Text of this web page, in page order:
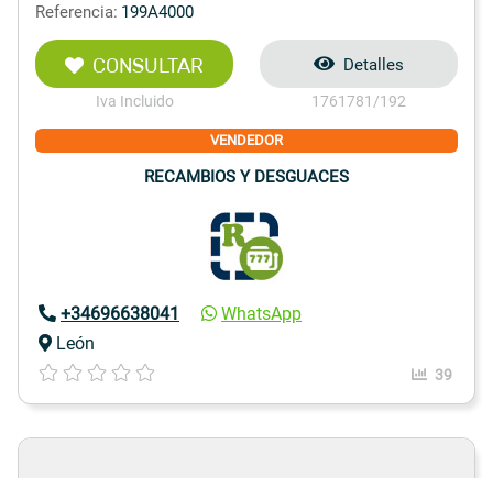
Referencia: 199A4000
CONSULTAR
Iva Incluido
Detalles
1761781/192
VENDEDOR
RECAMBIOS Y DESGUACES
+34696638041
WhatsApp
León
39